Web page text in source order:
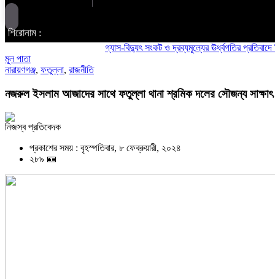
শিরোনাম :
গ্যাস-বিদ্যুৎ সংকট ও দ্রব্যমূল্যের ঊর্ধ্বগতির প্রতিবাদে ডিসির
মূল পাতা
নারায়ণগঞ্জ, ফতুল্লা, রাজনীতি
নজরুল ইসলাম আজাদের সাথে ফতুল্লা থানা শ্রমিক দলের সৌজন্য সাক্ষাৎ
নিজস্ব প্রতিবেদক
প্রকাশের সময় : বৃহস্পতিবার, ৮ ফেব্রুয়ারী, ২০২৪
২৮৯ 🪪